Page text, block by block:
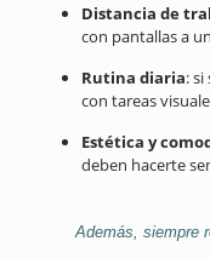
Distancia de
con pantallas a
Rutina diaria:
con tareas
Estética y
deben hacerte
Además, siempre